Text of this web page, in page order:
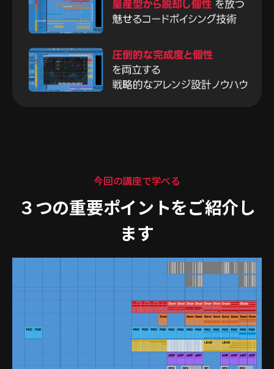
今回の講座で学べる
３つの重要ポイントをご紹介し
ます